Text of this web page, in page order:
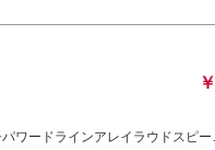
ワードラインアレイラウドスピ